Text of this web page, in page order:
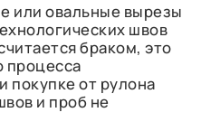
или овальные вырезы
швов
браком, это
процесса
покупке от рулона
и проб не